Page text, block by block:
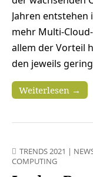
Jahren
mehr Multi-
allem der Vorteil
den jeweils
Weiterlesen →
TRENDS 2021 |
COMPUTING